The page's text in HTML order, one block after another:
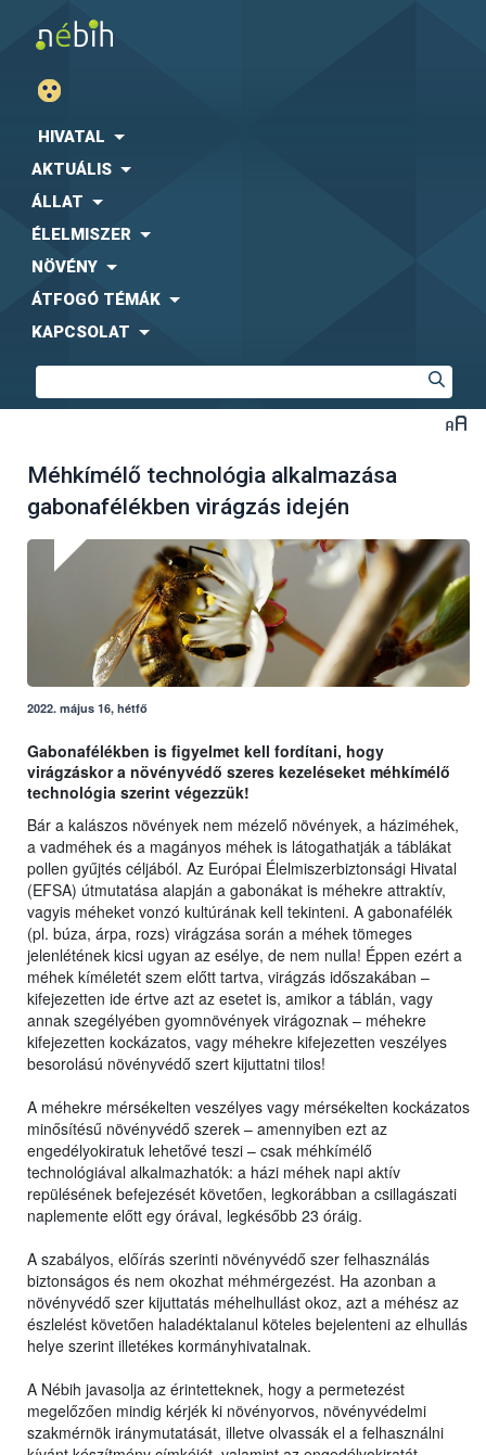
HIVATAL
AKTUÁLIS
ÁLLAT
ÉLELMISZER
NÖVÉNY
ÁTFOGÓ TÉMÁK
KAPCSOLAT
Méhkímélő technológia alkalmazása
gabonafélékben virágzás idején
2022. május 16, hétfő
Gabonafélékben is figyelmet kell fordítani, hogy
virágzáskor a növényvédő szeres kezeléseket méhkímélő
technológia szerint végezzük!
Bár a kalászos növények nem mézelő növények, a háziméhek,
a vadméhek és a magányos méhek is látogathatják a táblákat
pollen gyűjtés céljából. Az Európai Élelmiszerbiztonsági Hivatal
(EFSA) útmutatása alapján a gabonákat is méhekre attraktív,
vagyis méheket vonzó kultúrának kell tekinteni. A gabonafélék
(pl. búza, árpa, rozs) virágzása során a méhek tömeges
jelenlétének kicsi ugyan az esélye, de nem nulla! Éppen ezért a
méhek kíméletét szem előtt tartva, virágzás időszakában –
kifejezetten ide értve azt az esetet is, amikor a táblán, vagy
annak szegélyében gyomnövények virágoznak – méhekre
kifejezetten kockázatos, vagy méhekre kifejezetten veszélyes
besorolású növényvédő szert kijuttatni tilos!
A méhekre mérsékelten veszélyes vagy mérsékelten kockázatos
minősítésű növényvédő szerek – amennyiben ezt az
engedélyokiratuk lehetővé teszi – csak méhkímélő
technológiával alkalmazhatók: a házi méhek napi aktív
repülésének befejezését követően, legkorábban a csillagászati
naplemente előtt egy órával, legkésőbb 23 óráig.
A szabályos, előírás szerinti növényvédő szer felhasználás
biztonságos és nem okozhat méhmérgezést. Ha azonban a
növényvédő szer kijuttatás méhelhullást okoz, azt a méhész az
észlelést követően haladéktalanul köteles bejelenteni az elhullás
helye szerint illetékes kormányhivatalnak.
A Nébih javasolja az érintetteknek, hogy a permetezést
megelőzően mindig kérjék ki növényorvos, növényvédelmi
szakmérnök iránymutatását, illetve olvassák el a felhasználni